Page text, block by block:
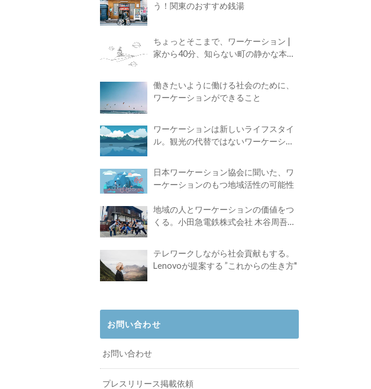
う！関東のおすすめ銭湯
ちょっとそこまで、ワーケーション |
家から40分、知らない町の静かな本屋
働きたいように働ける社会のために、
ワーケーションができること
ワーケーションは新しいライフスタイ
ル。観光の代替ではないワーケーショ
日本ワーケーション協会に聞いた、ワ
ーケーションのもつ地域活性の可能性
地域の人とワーケーションの価値をつ
くる。小田急電鉄株式会社 木谷周吾さ
テレワークしながら社会貢献もする。
Lenovoが提案する ”これからの生き方"
お問い合わせ
お問い合わせ
プレスリリース掲載依頼